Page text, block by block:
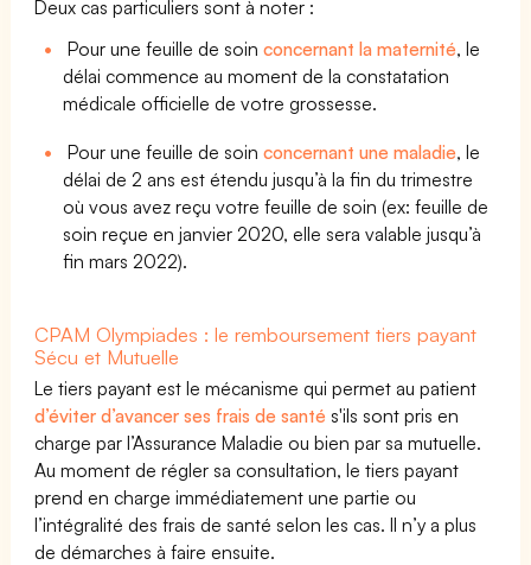
Deux cas particuliers sont à noter :
Pour une feuille de soinconcernant la maternité, le
délai commence au moment de la constatation
médicale officielle de votre grossesse.
Pour une feuille de soinconcernant une maladie, le
délai de 2 ans est étendu jusqu’à la fin du trimestre
où vous avez reçu votre feuille de soin (ex: feuille de
soin reçue en janvier 2020, elle sera valable jusqu’à
fin mars 2022).
CPAM Olympiades : le remboursement tiers payant
Sécu et Mutuelle
Le tiers payant est le mécanisme qui permet au patient
d’éviter d’avancer ses frais de santé s'ils sont pris en
charge par l’Assurance Maladie ou bien par sa mutuelle.
Au moment de régler sa consultation, le tiers payant
prend en charge immédiatement une partie ou
l’intégralité des frais de santé selon les cas. Il n’y a plus
de démarches à faire ensuite.